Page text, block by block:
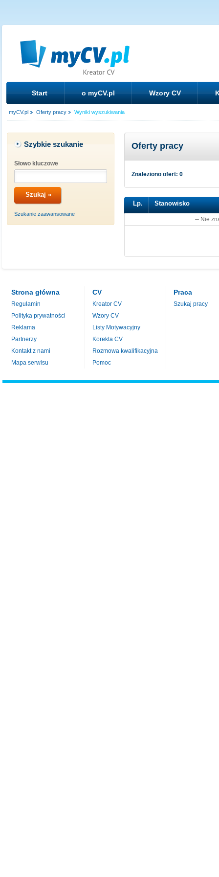
Start o myCV.pl Wzory CV
myCV.pl Oferty pracy Wyniki wyszukiwania
Szybkie szukanie
Słowo kluczowe
Szukanie zaawansowane
Oferty pracy
Znaleziono ofert: 0
Lp. Stanowisko
-- Nie
Strona główna
Regulamin
Polityka prywatności
Reklama
Partnerzy
Kontakt z nami
Mapa serwisu
CV
Kreator CV
Wzory CV
Listy Motywacyjny
Korekta CV
Rozmowa kwalifikacyjna
Pomoc
Praca
Szukaj pracy